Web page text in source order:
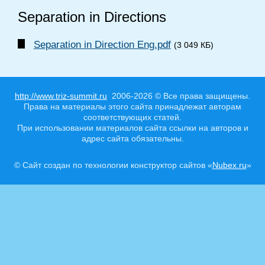
Separation in Directions
Separation in Direction Eng.pdf (3 049 КБ)
http://www.triz-summit.ru 2006-2026 © Все права защищены.
Права на материалы этого сайта принадлежат авторам
соответствующих статей.
При использовании материалов сайта ссылки на авторов и
адрес сайта обязательны.
© Сайт создан по технологии конструктор сайтов «Nubex.ru»